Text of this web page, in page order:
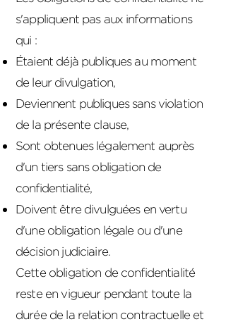
s'appliquent pas aux informations
qui :
Étaient déjà publiques au moment
de leur divulgation,
Deviennent publiques sans violation
de la présente clause,
Sont obtenues légalement auprès
d'un tiers sans obligation de
confidentialité,
Doivent être divulguées en vertu
d'une obligation légale ou d'une
décision judiciaire.
Cette obligation de confidentialité
reste en vigueur pendant toute la
durée de la relation contractuelle et